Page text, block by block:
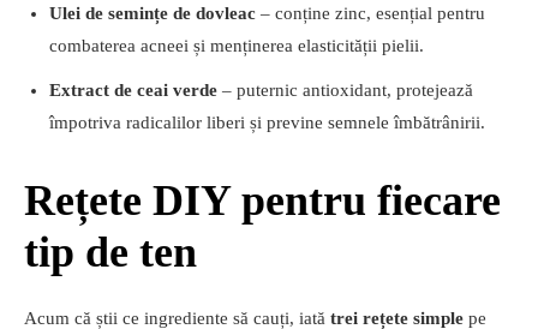
Ulei de semințe de dovleac – conține zinc, esențial pentru
combaterea acneei și menținerea elasticității pielii.
Extract de ceai verde – puternic antioxidant, protejează
împotriva radicalilor liberi și previne semnele îmbătrânirii.
Rețete DIY pentru fiecare
tip de ten
Acum că știi ce ingrediente să cauți, iată trei rețete simple pe